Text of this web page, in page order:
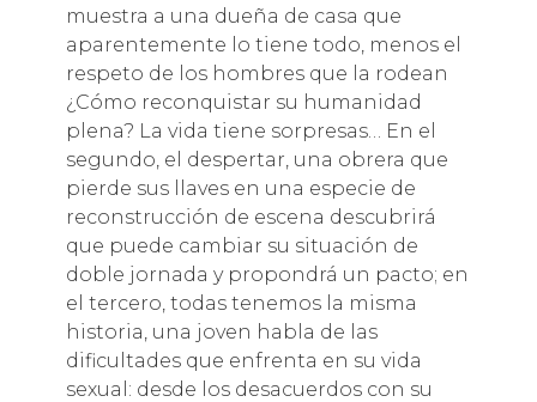
muestra a una dueña de casa que
aparentemente lo tiene todo, menos el
respeto de los hombres que la rodean
¿Cómo reconquistar su humanidad
plena? La vida tiene sorpresas… En el
segundo, el despertar, una obrera que
pierde sus llaves en una especie de
reconstrucción de escena descubrirá
que puede cambiar su situación de
doble jornada y propondrá un pacto; en
el tercero, todas tenemos la misma
historia, una joven habla de las
dificultades que enfrenta en su vida
sexual: desde los desacuerdos con su